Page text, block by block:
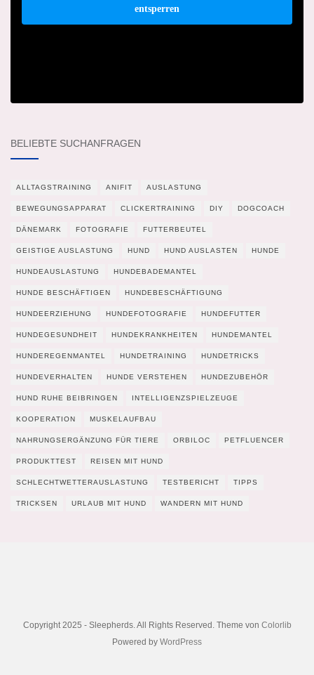
entsperren
BELIEBTE SUCHANFRAGEN
ALLTAGSTRAINING ANIFIT AUSLASTUNG
BEWEGUNGSAPPARAT CLICKERTRAINING DIY DOGCOACH
DÄNEMARK FOTOGRAFIE FUTTERBEUTEL
GEISTIGE AUSLASTUNG HUND HUND AUSLASTEN HUNDE
HUNDEAUSLASTUNG HUNDEBADEMANTEL
HUNDE BESCHÄFTIGEN HUNDEBESCHÄFTIGUNG
HUNDEERZIEHUNG HUNDEFOTOGRAFIE HUNDEFUTTER
HUNDEGESUNDHEIT HUNDEKRANKHEITEN HUNDEMANTEL
HUNDEREGENMANTEL HUNDETRAINING HUNDETRICKS
HUNDEVERHALTEN HUNDE VERSTEHEN HUNDEZUBEHÖR
HUND RUHE BEIBRINGEN INTELLIGENZSPIELZEUGE
KOOPERATION MUSKELAUFBAU
NAHRUNGSERGÄNZUNG FÜR TIERE ORBILOC PETFLUENCER
PRODUKTTEST REISEN MIT HUND
SCHLECHTWETTERAUSLASTUNG TESTBERICHT TIPPS
TRICKSEN URLAUB MIT HUND WANDERN MIT HUND
Copyright 2025 - Sleepherds. All Rights Reserved. Theme von Colorlib
Powered by WordPress